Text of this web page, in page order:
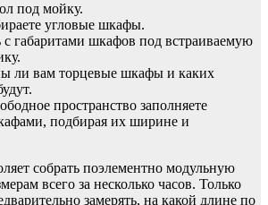
под мойку.
угловые шкафы.
с габаритами шкафов под встраиваемую
ли вам торцевые шкафы и каких
пространство заполняете
подбирая их ширине и
собрать поэлементно модульную
всего за несколько часов. Только
замерять, на какой длине по